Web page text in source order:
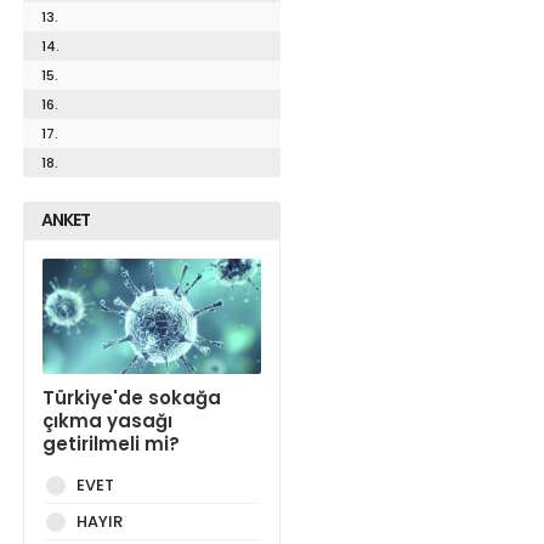
13.
14.
15.
16.
17.
18.
ANKET
Türkiye'de sokağa
çıkma yasağı
getirilmeli mi?
EVET
HAYIR